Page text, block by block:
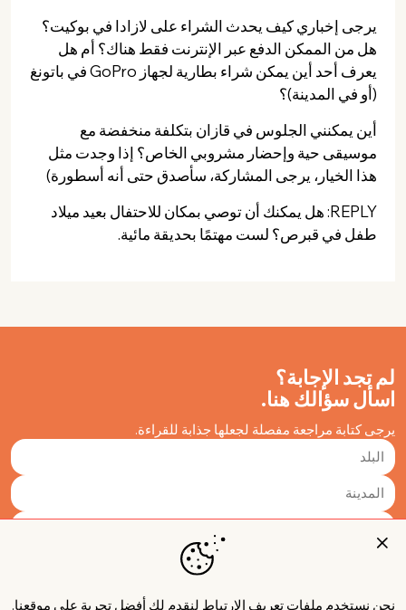
يرجى إخباري كيف يحدث الشراء على لازادا في بوكيت؟
هل من الممكن الدفع عبر الإنترنت فقط هناك؟ أم هل
يعرف أحد أين يمكن شراء بطارية لجهاز GoPro في باتونغ
(أو في المدينة)؟
أين يمكنني الجلوس في قازان بتكلفة منخفضة مع
موسيقى حية وإحضار مشروبي الخاص؟ إذا وجدت مثل
هذا الخيار، يرجى المشاركة، سأصدق حتى أنه أسطورة)
REPLY: هل يمكنك أن توصي بمكان للاحتفال بعيد ميلاد
طفل في قبرص؟ لست مهتمًا بحديقة مائية.
لم تجد الإجابة؟
اسأل سؤالك هنا.
يرجى كتابة مراجعة مفصلة لجعلها جذابة للقراءة.
نحن نستخدم ملفات تعريف الارتباط لنقدم لك أفضل تجربة على موقعنا.